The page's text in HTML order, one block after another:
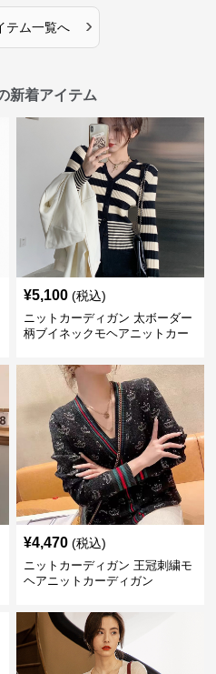
テム一覧へ ›
新着アイテム
¥5,100 (税込)
ニットカーディガン 太ボーダー
柄ブイネックモヘアニットカー
¥4,470 (税込)
ニットカーディガン 王冠刺繍モ
ヘアニットカーディガン